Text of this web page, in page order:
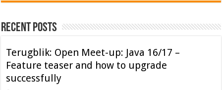
Recent Posts
Terugblik: Open Meet-up: Java 16/17 –
Feature teaser and how to upgrade
successfully